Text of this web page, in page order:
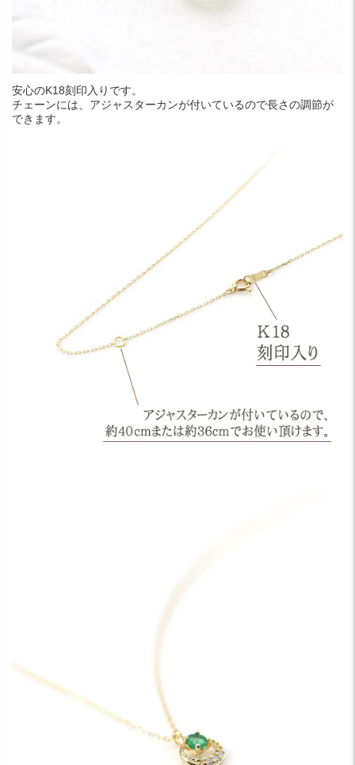
安心のK18刻印入りです。
チェーンには、アジャスターカンが付いているので長さの調節が
できます。